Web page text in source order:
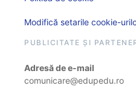
Modifică setarile cookie-
PUBLICITATE ȘI
Adresă de e-mail
comunicare@edupedu.ro